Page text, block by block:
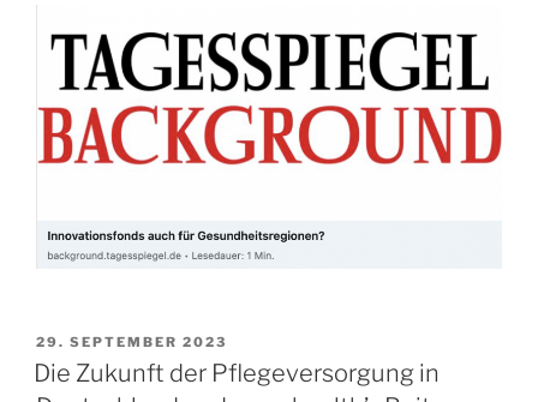
29. SEPTEMBER 2023
Die Zukunft der Pflegeversorgung in